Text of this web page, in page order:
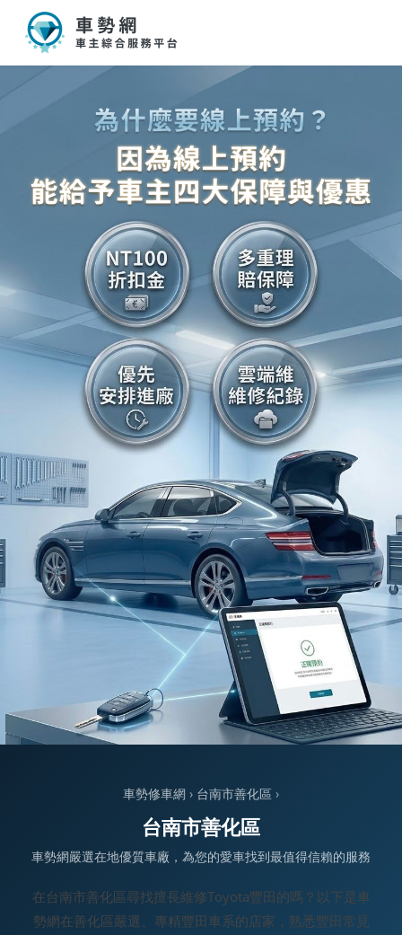
車勢修車網 › 台南市善化區 ›
台南市善化區
車勢網嚴選在地優質車廠，為您的愛車找到最值得信賴的服務
在台南市善化區尋找擅長維修Toyota豐田的嗎？以下是車
勢網在善化區嚴選、專精豐田車系的店家，熟悉豐田常見